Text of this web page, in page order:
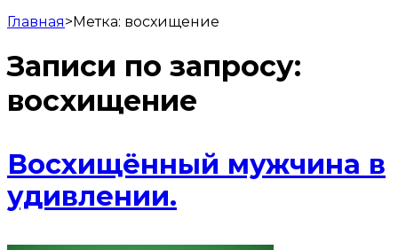
Главная>Метка: восхищение
Записи по запросу:
восхищение
Восхищённый мужчина в
удивлении.